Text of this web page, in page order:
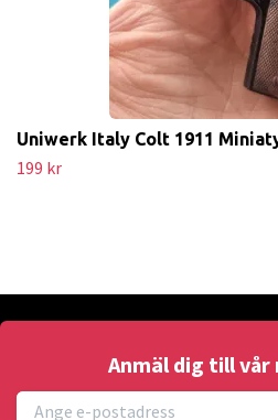
Uniwerk Italy Colt 1911
199 kr
Anmäl dig till